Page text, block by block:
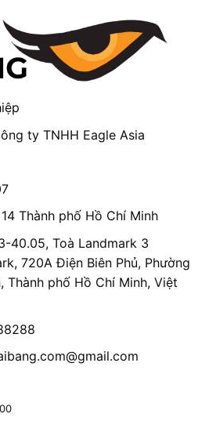
ty TNHH Eagle Asia
Thành phố Hồ Chí Minh
40.05, Toà Landmark 3
720A Điện Biên Phủ, Phường
Thành phố Hồ Chí Minh, Việt